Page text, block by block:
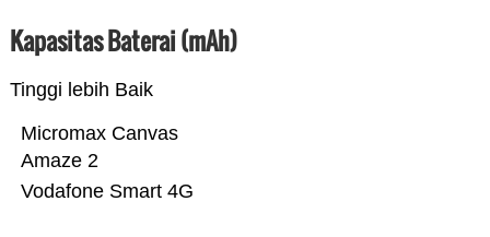
Kapasitas Baterai (mAh)
Tinggi lebih Baik
Vodafone Smart 4G
Micromax Canvas
Amaze 2